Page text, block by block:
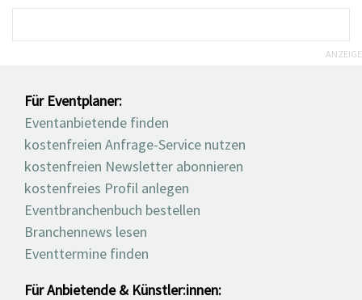
ANZEIGE
Für Eventplaner:
Eventanbietende finden
kostenfreien Anfrage-Service nutzen
kostenfreien Newsletter abonnieren
kostenfreies Profil anlegen
Eventbranchenbuch bestellen
Branchennews lesen
Eventtermine finden
Für Anbietende & Künstler:innen: